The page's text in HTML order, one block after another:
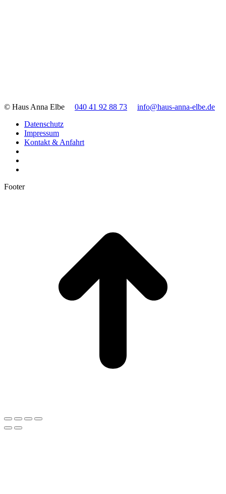
© Haus Anna Elbe 040 41 92 88 73
info@haus-anna-elbe.de
Datenschutz
Impressum
Kontakt & Anfahrt
Footer